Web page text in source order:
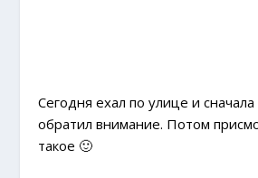
Сегодня ехал по улице и
обратил внимание. Потом
такое 🙂